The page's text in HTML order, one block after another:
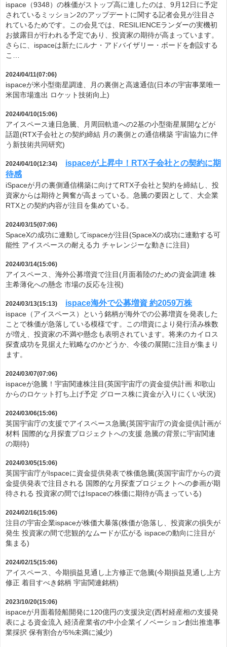
ispace（9348）の株価がストップ高に達したのは、9月12日に予定
されているミッション2のアップデートに関する記者会見が注目さ
れているためです。この会見では、RESILIENCEランダーの実機初
お披露目が行われる予定であり、投資家の期待が高まっています。
さらに、ispaceは新たにルナ・アドバイザリー・ボードを創設する
こ…
2024/04/11(07:06)
ispaceが米小型衛星調達、月の裏側と高速通信(日本の宇宙事業唯一
米国市場進出 ロケット技術向上)
2024/04/10(15:06)
アイスペース連日急騰、月周回軌道への2基の小型衛星展開などが
話題(RTX子会社との契約締結 月の裏側との通信構築 宇宙協力に伴
う新技術共同研究)
2024/04/10(12:34)
ispaceが上昇中！RTX子会社との契約に期
待感
iSpaceが月の裏側通信構築に向けてRTX子会社と契約を締結し、投
資家からは期待と興奮が高まっている。急騰の要因として、大企業
RTXとの契約内容が注目を集めている。
2024/03/15(07:06)
SpaceXの成功に連動してispaceが注目(SpaceXの成功に連動する可
能性 アイスペースの耐える力 チャレンジーな動きに注目)
2024/03/14(15:06)
アイスペース、海外公募増資で注目(月面着陸のための資金調達 株
主希薄化への懸念 市場の反応を注視)
2024/03/13(15:13) ispace海外で公募増資 約2059万株
ispace（アイスペース）という銘柄が海外での公募増資を発表した
ことで株価が急落している模様です。この増資により発行済み株数
が増え、投資家の不満や懸念も表明されています。将来のカイロス
探査成功を見据えた戦略なのかどうか、今後の展開に注目が集まり
ます。
2024/03/07(07:06)
ispaceが急騰！宇宙関連株注目(英国宇宙庁の資金提供計画 和歌山
からのロケット打ち上げ予定 グロース株に資金が入りにくい状況)
2024/03/06(15:06)
英国宇宙庁の支援でアイスペース急騰(英国宇宙庁の資金提供計画が
材料 国際的な月探査プロジェクトへの支援 急騰の背景に宇宙関連
の期待)
2024/03/05(15:06)
英国宇宙庁がIspaceに資金提供発表で株価急騰(英国宇宙庁からの資
金提供発表で注目される 国際的な月探査プロジェクトへの参画が期
待される 投資家の間ではIspaceの株価に期待が高まっている)
2024/02/16(15:06)
注目の宇宙企業ispaceが株価大暴落(株価が急落し、投資家の損失が
発生 投資家の間で悲観的なムードが広がる ispaceの動向に注目が
集まる)
2024/02/15(15:06)
アイスペース、今期損益見通し上方修正で急騰(今期損益見通し上方
修正 着目すべき銘柄 宇宙関連銘柄)
2023/10/20(15:06)
ispaceが月面着陸船開発に120億円の支援決定(西村経産相の支援発
表による資金流入 経済産業省の中小企業イノベーション創出推進事
業採択 保有割合が5%未満に減少)